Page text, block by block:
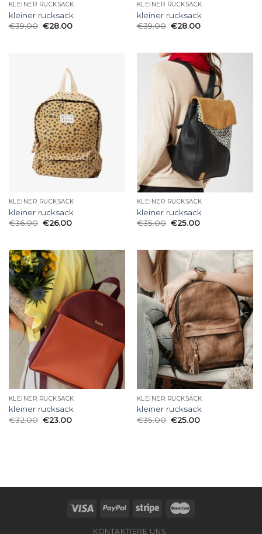
KLEINER RUCKSACK
kleiner rucksack
€39.00 €28.00
KLEINER RUCKSACK
kleiner rucksack
€39.00 €28.00
KLEINER RUCKSACK
kleiner rucksack
€36.00 €26.00
KLEINER RUCKSACK
kleiner rucksack
€35.00 €25.00
KLEINER RUCKSACK
kleiner rucksack
€32.00 €23.00
KLEINER RUCKSACK
kleiner rucksack
€35.00 €25.00
KONTAKTIERE UNS